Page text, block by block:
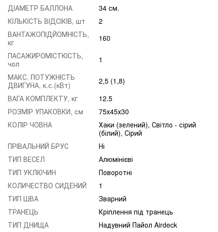
ДІАМЕТР БАЛЛОНА
34 см.
КІЛЬКІСТЬ ВІДСІКІВ, шт
2
ВАНТАЖОПІДЙОМНІСТЬ,
кг
160
ПАСАЖИРОМІСТКІСТЬ,
чол
1
МАКС. ПОТУЖНІСТЬ
ДВИГУНА, к.с.(кВт)
2,5 (1,8)
ВАГА КОМПЛЕКТУ, кг
12.5
РОЗМІР УПАКОВКИ, см
75х45х30
КОЛІР ЧОВНА
Хаки (зелений), Світло - сірий
(білий), Сірий
ПРІВАЛЬНИЙ БРУС
Ні
ТИП ВЕСЕЛ
Алюмінієві
ТИП УКЛЮЧИН
Поворотні
КОЛИЧЕСТВО СИДЕНИЙ
1
ТИП ШВА
Зварний
ТРАНЕЦЬ
Кріплення під транець
ТИП ДНИЩА
Надувний Пайол Airdeck